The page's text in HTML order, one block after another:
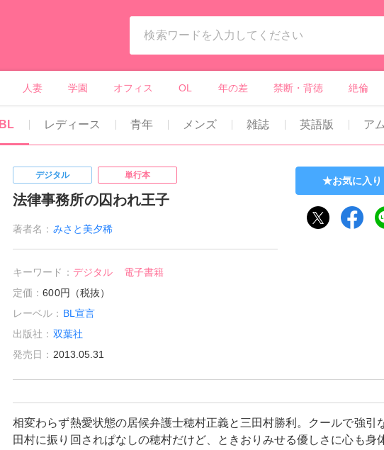
人妻 学園 オフィス OL 年の差 禁断・背徳 絶倫
BL レディース 青年 メンズ 雑誌 英語版 ア
デジタル 単行本
法律事務所の囚われ王子
著者名： みさと美夕稀
キーワード： デジタル
電子書籍
定価：600円（税抜）
レーベル： BL宣言
出版社： 双葉社
発売日： 2013.05.31
お気に入り
相変わらず熱愛状態の居候弁護士穂村正義と三田村勝利。クールで強引
田村に振り回されぱなしの穂村だけど、ときおりみせる優しさに心も身